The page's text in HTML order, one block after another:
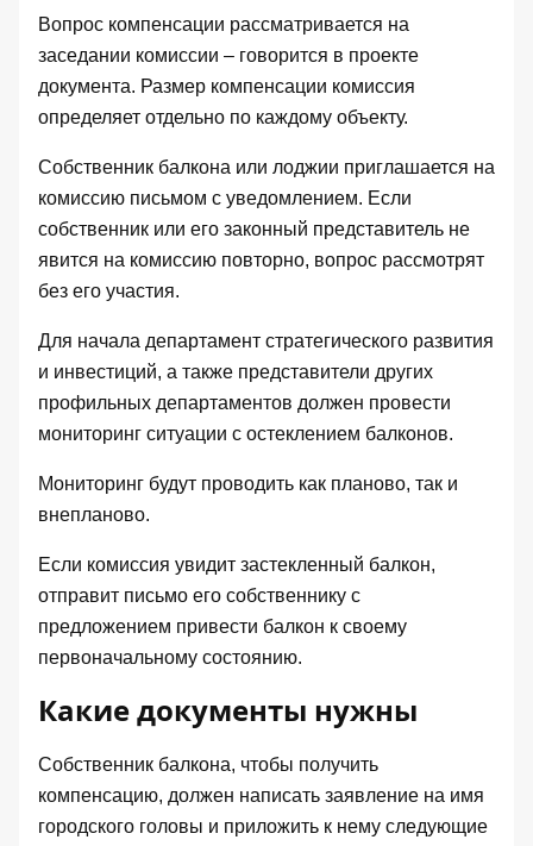
Вопрос компенсации рассматривается на
заседании комиссии – говорится в проекте
документа. Размер компенсации комиссия
определяет отдельно по каждому объекту.
Собственник балкона или лоджии приглашается на
комиссию письмом с уведомлением. Если
собственник или его законный представитель не
явится на комиссию повторно, вопрос рассмотрят
без его участия.
Для начала департамент стратегического развития
и инвестиций, а также представители других
профильных департаментов должен провести
мониторинг ситуации с остеклением балконов.
Мониторинг будут проводить как планово, так и
внепланово.
Если комиссия увидит застекленный балкон,
отправит письмо его собственнику с
предложением привести балкон к своему
первоначальному состоянию.
Какие документы нужны
Собственник балкона, чтобы получить
компенсацию, должен написать заявление на имя
городского головы и приложить к нему следующие